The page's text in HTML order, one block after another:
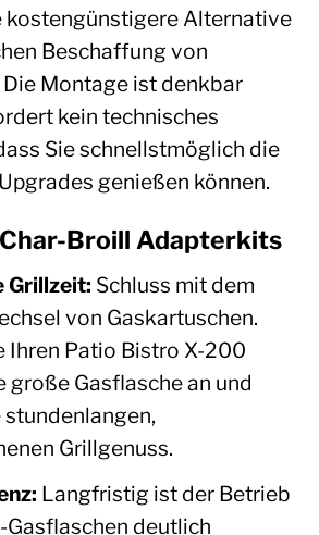
kostengünstigere Alternative
Beschaffung von
Montage ist denkbar
kein technisches
Sie schnellstmöglich die
genießen können.
Broill Adapterkits
Grillzeit: Schluss mit dem
von Gaskartuschen.
Ihren Patio Bistro X-200
große Gasflasche an und
Grillgenuss.
Langfristig ist der Betrieb
deutlich